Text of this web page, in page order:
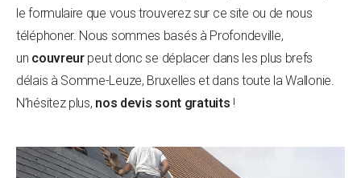
le formulaire que vous trouverez sur ce site ou de nous
téléphoner. Nous sommes basés à Profondeville,
un couvreurpeut donc se déplacer dans les plus brefs
délais à Somme-Leuze, Bruxelles et dans toute la Wallonie.
N’hésitez plus, nos devis sont gratuits !